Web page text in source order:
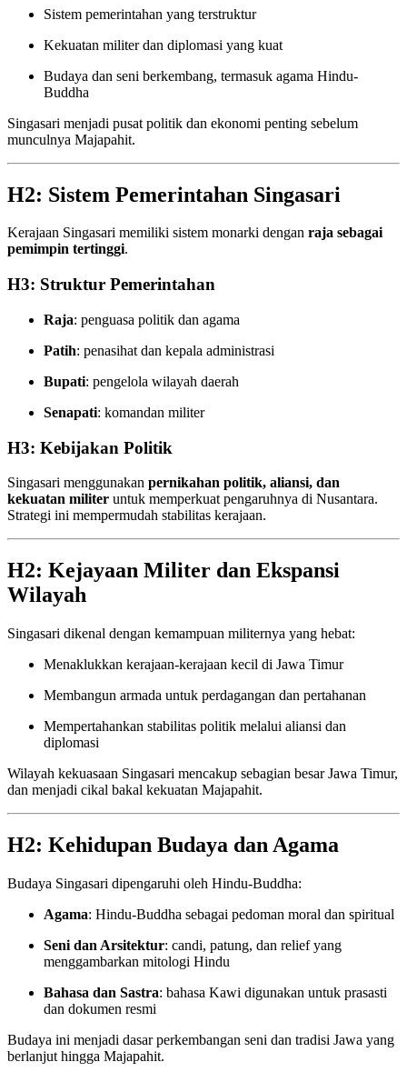
Sistem pemerintahan yang terstruktur
Kekuatan militer dan diplomasi yang kuat
Budaya dan seni berkembang, termasuk agama Hindu-
Buddha
Singasari menjadi pusat politik dan ekonomi penting sebelum
munculnya Majapahit.
H2: Sistem Pemerintahan Singasari
Kerajaan Singasari memiliki sistem monarki dengan raja sebagai
pemimpin tertinggi.
H3: Struktur Pemerintahan
Raja: penguasa politik dan agama
Patih: penasihat dan kepala administrasi
Bupati: pengelola wilayah daerah
Senapati: komandan militer
H3: Kebijakan Politik
Singasari menggunakan pernikahan politik, aliansi, dan
kekuatan militer untuk memperkuat pengaruhnya di Nusantara.
Strategi ini mempermudah stabilitas kerajaan.
H2: Kejayaan Militer dan Ekspansi
Wilayah
Singasari dikenal dengan kemampuan militernya yang hebat:
Menaklukkan kerajaan-kerajaan kecil di Jawa Timur
Membangun armada untuk perdagangan dan pertahanan
Mempertahankan stabilitas politik melalui aliansi dan
diplomasi
Wilayah kekuasaan Singasari mencakup sebagian besar Jawa Timur,
dan menjadi cikal bakal kekuatan Majapahit.
H2: Kehidupan Budaya dan Agama
Budaya Singasari dipengaruhi oleh Hindu-Buddha:
Agama: Hindu-Buddha sebagai pedoman moral dan spiritual
Seni dan Arsitektur: candi, patung, dan relief yang
menggambarkan mitologi Hindu
Bahasa dan Sastra: bahasa Kawi digunakan untuk prasasti
dan dokumen resmi
Budaya ini menjadi dasar perkembangan seni dan tradisi Jawa yang
berlanjut hingga Majapahit.